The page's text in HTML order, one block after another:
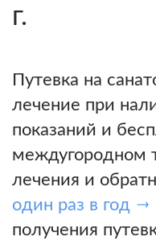
г.
Путевка на
лечение при
показаний и
междугородном
лечения и
один раз в год
получения